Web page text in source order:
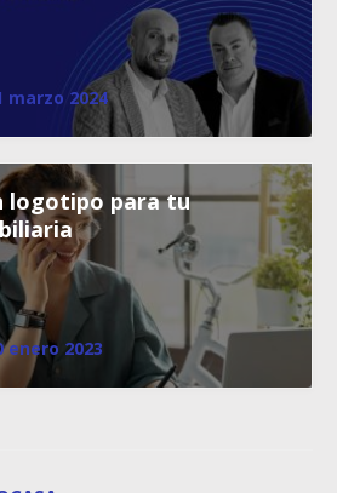
marzo 2024
logotipo para tu
enero 2023